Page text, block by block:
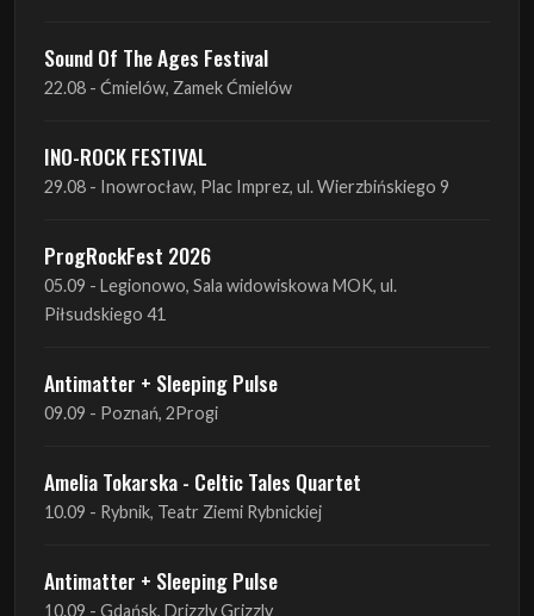
INO-ROCK FESTIVAL
29.08 - Inowrocław, Plac Imprez, ul. Wierzbińskiego 9
ProgRockFest 2026
Antimatter + Sleeping Pulse
09.09 - Poznań, 2Progi
Amelia Tokarska - Celtic Tales Quartet
10.09 - Rybnik, Teatr Ziemi Rybnickiej
Antimatter + Sleeping Pulse
Antimatter + Sleeping Pulse
11.09 - Warszawa, VooDoo Club